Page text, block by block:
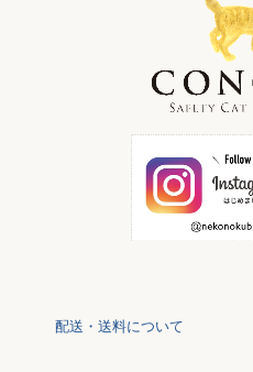
配送・送料について